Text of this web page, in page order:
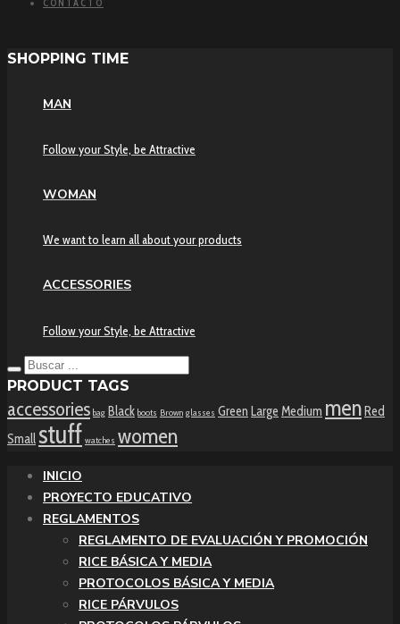
CONTACTO
SHOPPING TIME
MAN
Follow your Style, be Attractive
WOMAN
We want to learn all about your products
ACCESSORIES
Follow your Style, be Attractive
PRODUCT TAGS
accessories bag Black boots Brown glasses Green Large Medium menRed
Small stuff watches women
INICIO
PROYECTO EDUCATIVO
REGLAMENTOS
REGLAMENTO DE EVALUACIÓN Y PROMOCIÓN
RICE BÁSICA Y MEDIA
PROTOCOLOS BÁSICA Y MEDIA
RICE PÁRVULOS